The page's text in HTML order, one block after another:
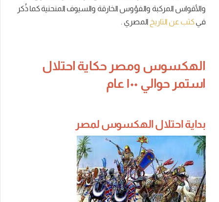
والأقواس المركبة والفؤوس الخارقة والسيوف المنحنية كما ذُكر
فيكتب عن التاريخ المصري .
الهكسوس ومصر حكاية احتلال
استمر حوالي ١٠٠ عام
بداية احتلال الهكسوس لمصر